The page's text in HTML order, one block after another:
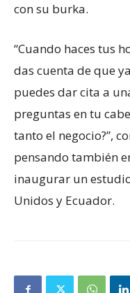
con su burka.
“Cuando haces tus
das cuenta de que
puedes dar cita a
preguntas en tu
tanto el negocio?”,
pensando también
inaugurar un
Unidos y Ecuador.